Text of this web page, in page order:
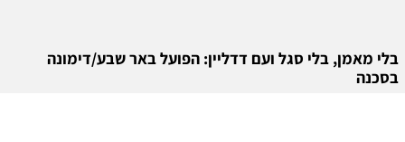
בלי מאמן, בלי סגל ועם דדליין: הפועל באר שבע/דימונה
בסכנה